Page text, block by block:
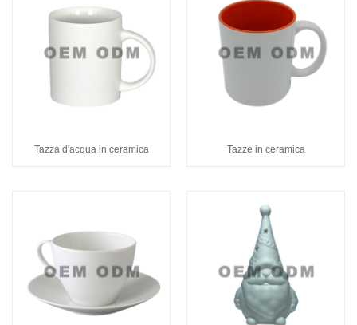
Tazza d'acqua in ceramica Tazze in ceramica